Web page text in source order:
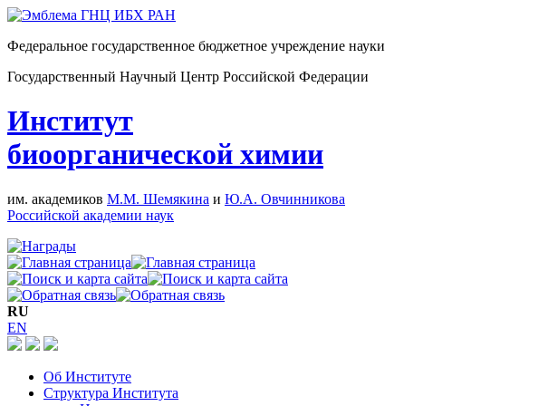
Федеральное государственное бюджетное учреждение науки
Государственный Научный Центр Российской Федерации
Институт
биоорганической химии
им. академиков М.М. Шемякина и Ю.А. Овчинникова
Российской академии наук
RU
EN
Об Институте
Структура Института